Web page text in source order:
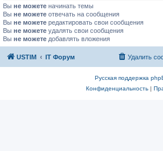
Вы не можете начинать темы
Вы не можете отвечать на сообщения
Вы не можете редактировать свои сообщения
Вы не можете удалять свои сообщения
Вы не можете добавлять вложения
USTIM IT Форум Удалить
Русская поддержка
Конфиденциальность|